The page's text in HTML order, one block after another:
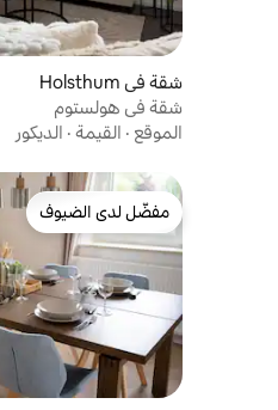
شقة في Holsthum
شقة في هولستوم
الموقع · القيمة · الديكور
مفضّل لدى الضيوف
مفضّل لدى الضيوف